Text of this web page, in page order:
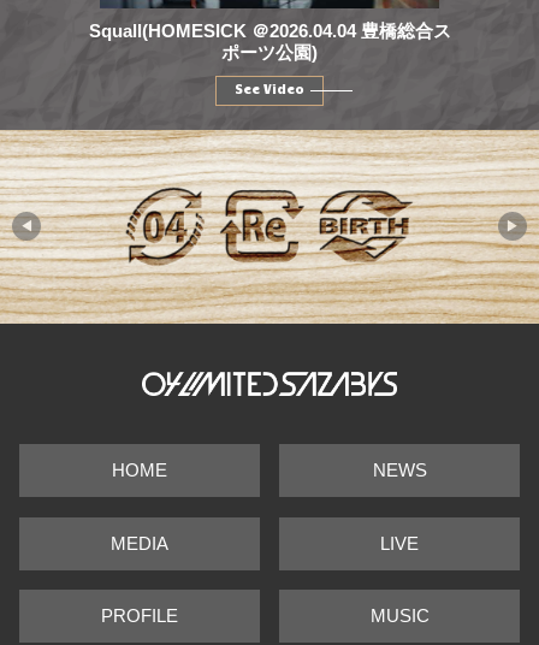
Squall(HOMESICK ＠2026.04.04 豊橋総合ス
ポーツ公園)
See Video
◀ ▶
HOME NEWS
MEDIA LIVE
PROFILE MUSIC